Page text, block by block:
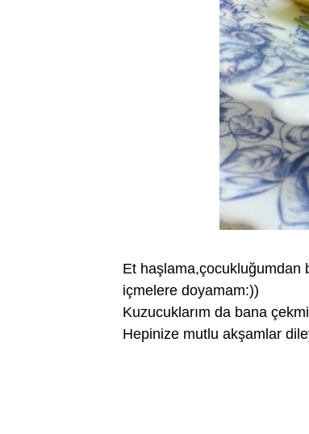
Et haşlama,çocukluğumdan
içmelere doyamam:))
Kuzucuklarım da bana
Hepinize mutlu akşamlar